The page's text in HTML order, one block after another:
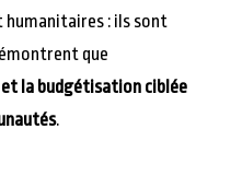
humanitaires : ils sont
que
et la budgétisation ciblée
.